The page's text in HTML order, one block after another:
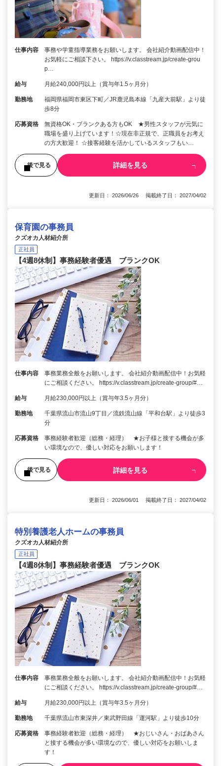
仕事内容
事務や学童指導業務をお願いします。 会社紹介動画配信中！
お気軽にご相談下さい。 https://v.classtream.jp/create-grou
p…
給与 月給240,000円以上（賞与年1.5ヶ月分）
勤務地
福岡県福岡市東区下町／JR鹿児島本線「九産大前駅」より徒
歩8分
応募資格
無資格OK・ブランクある方もOK ★男性スタッフが元気に
職場を盛り上げています！☆現在非正規で、正職員をお考え
の方大歓迎！ ☆接客経験を活かしているスタッフもい…
後で見る 詳細を見る
更新日： 2026/06/26 掲載終了日： 2027/04/02
保育園の事務員
クズオカ人材紹介所
正社員
【4週8休制】事務経験者優遇 ブランクOK
仕事内容
事務業務全般をお願いします。 会社紹介動画配信中！お気軽
にご相談ください。 https://v.classtream.jp/create-group/#…
給与 月給230,000円以上（賞与年3.5ヶ月分）
勤務地
千葉県流山市流山9丁目／流鉄流山線「平和台駅」より徒歩3
分
応募資格
事務経験者歓迎（総務・経理） ★お子様と接する機会が多
い環境なので、優しい対応をお願いします！
後で見る 詳細を見る
更新日： 2026/06/01 掲載終了日： 2027/04/02
特別養護老人ホームの事務員
クズオカ人材紹介所
正社員
【4週8休制】事務経験者優遇 ブランクOK
仕事内容
事務業務全般をお願いします。 会社紹介動画配信中！お気軽
にご相談ください。 https://v.classtream.jp/create-group/#…
給与 月給230,000円以上（賞与年3.5ヶ月分）
勤務地 千葉県流山市東深井／東武野田線「運河駅」より徒歩10分
応募資格
事務経験者歓迎（総務・経理） ★おじいさん・おばあさん
と接する機会が多い環境なので、優しい対応をお願いしま
す！